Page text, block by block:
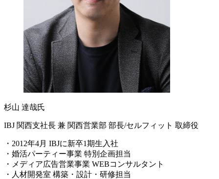
杉山 達哉氏
IBJ 関西支社長 兼 関西営業部 部長/セルフィット 取締役
・2012年4月 IBJに新卒1期生入社
・婚活パーティー事業 特別企画担当
・メディア広告営業事業 WEBコンサルタント
・人材開発室 構築・設計・研修担当